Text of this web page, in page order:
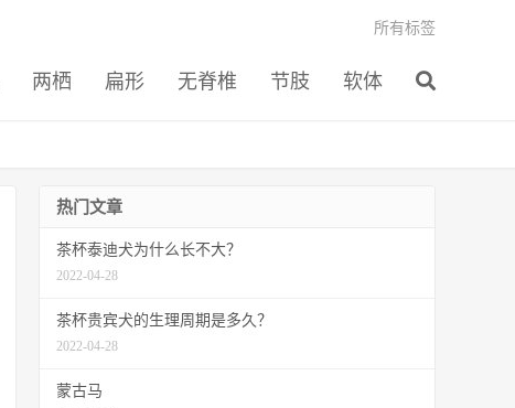
两栖 扁形 无脊椎 节肢 软体
所有标签
热门文章
茶杯泰迪犬为什么长不大？
2022-04-28
茶杯贵宾犬的生理周期是多久？
2022-04-28
蒙古马